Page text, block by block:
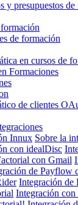
y presupuestos
de formación
en cursos de
Formaciones
de clientes
Innux Sobre la
con idealDisc
con Gmail
de Payflow
Integración
Integración con